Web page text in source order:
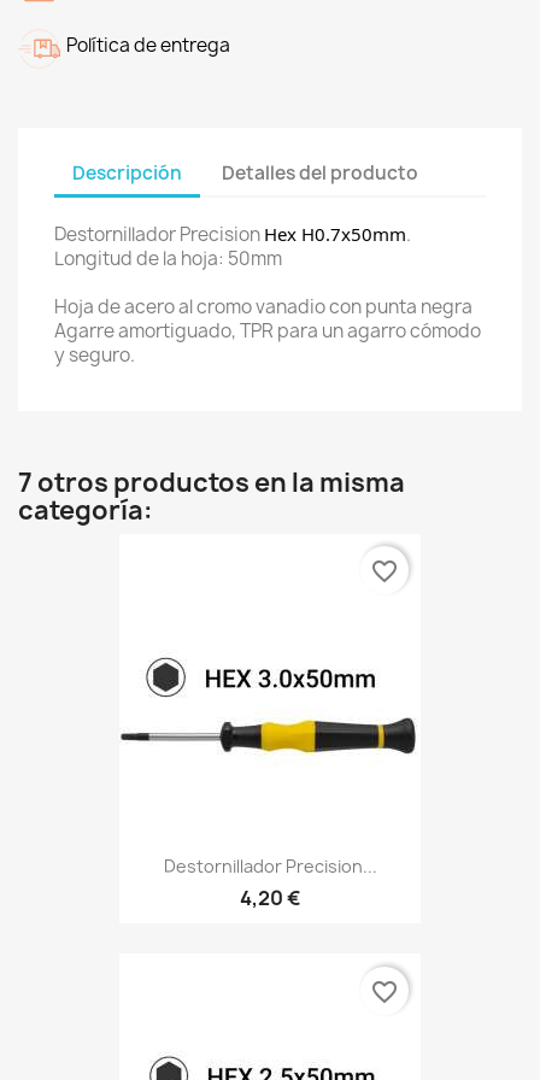
Política de entrega
Descripción Detalles del producto
Destornillador Precision Hex H0.7x50mm.
Longitud de la hoja: 50mm
Hoja de acero al cromo vanadio con punta negra
Agarre amortiguado, TPR para un agarro cómodo
y seguro.
7 otros productos en la misma
categoría:
Destornillador Precision...
4,20 €
favorite_border
favorite_border